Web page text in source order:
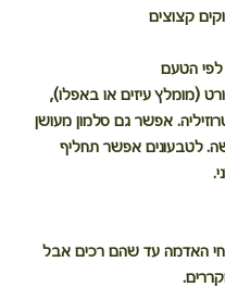
הטעם
(מומלץ עיזים או באפלו),
אפשר גם סלמון מעושן
לטבעונים אפשר תחליף
האדמה עד שהם רכים אבל